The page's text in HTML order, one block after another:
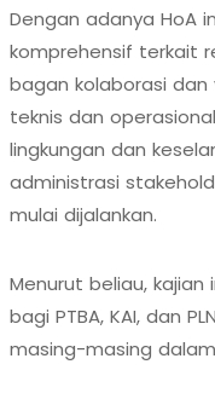
Dengan adanya HoA
komprehensif terkait
bagan kolaborasi dan
teknis dan
lingkungan dan
administrasi
mulai dijalankan.
Menurut beliau,
bagi PTBA, KAI, dan
masing-masing